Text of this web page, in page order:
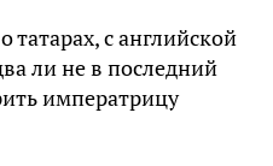
с английской
ли не в последний
императрицу